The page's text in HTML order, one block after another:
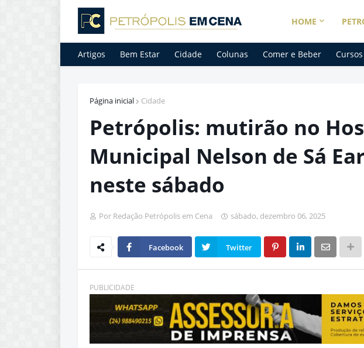
HOME
Artigos Bem Estar Cidade Colunas Comer e Beber Cursos
Página inicial Cidade
Petrópolis: mutirão no
Municipal Nelson de Sá
neste sábado
Por Redação Petrópolis em Cena sábado, dezembro 06, 2025
Facebook Twitter
PUBLICIDADE